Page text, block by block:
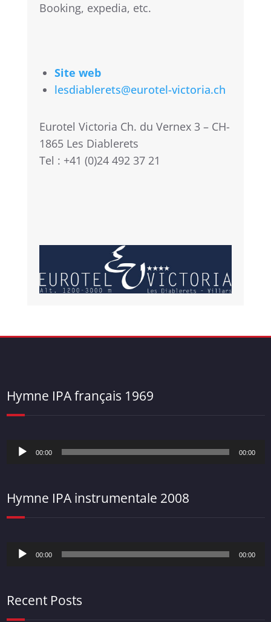
Booking, expedia, etc.
Site web
lesdiablerets@eurotel-victoria.ch
Eurotel Victoria Ch. du Vernex 3 – CH-
1865 Les Diablerets
Tel : +41 (0)24 492 37 21
Hymne IPA français 1969
Lecteur
audio
00:00 00:00
Hymne IPA instrumentale 2008
Lecteur
audio
00:00 00:00
Recent Posts